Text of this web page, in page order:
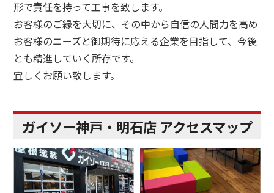
形で責任を持って工事を致します。
お客様のご縁を大切に、その中から自信の人間力を高め
お客様のニーズと御期待に応える企業を目指して、今後
とも精進していく所存です。
宜しくお願い致します。
ガイソー神戸・明石店 アクセスマップ